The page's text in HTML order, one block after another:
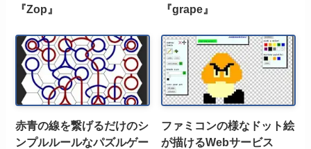
『Zop』
『grape』
赤青の線を繋げるだけのシ
ンプルルールなパズルゲー
ファミコンの様なドット絵
が描けるWebサービス